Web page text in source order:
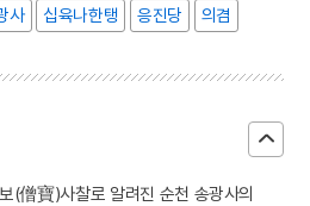
사 십육나한탱 응진당 의겸
(僧寶)사찰로 알려진 순천 송광사의